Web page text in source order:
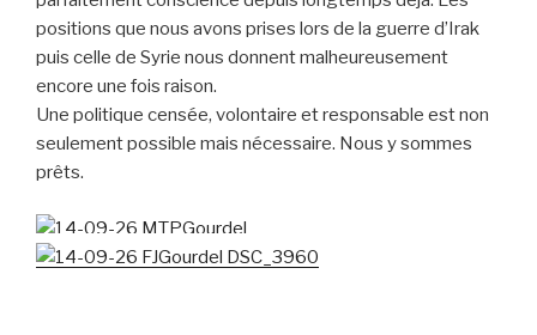
positions que nous avons prises lors de la guerre d’Irak
puis celle de Syrie nous donnent malheureusement
encore une fois raison.
Une politique censée, volontaire et responsable est non
seulement possible mais nécessaire. Nous y sommes
prêts.